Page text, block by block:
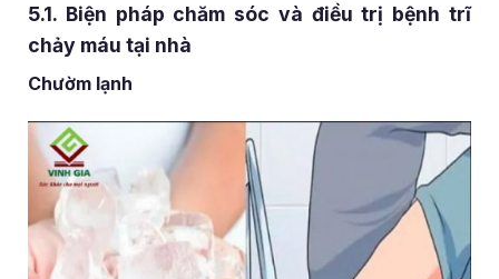
5.1. Biện pháp chăm sóc và điều trị bệnh trĩ
chảy máu tại nhà
Chườm lạnh